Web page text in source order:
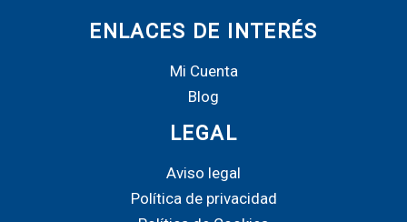
ENLACES DE INTERÉS
Mi Cuenta
Blog
LEGAL
Aviso legal
Política de privacidad